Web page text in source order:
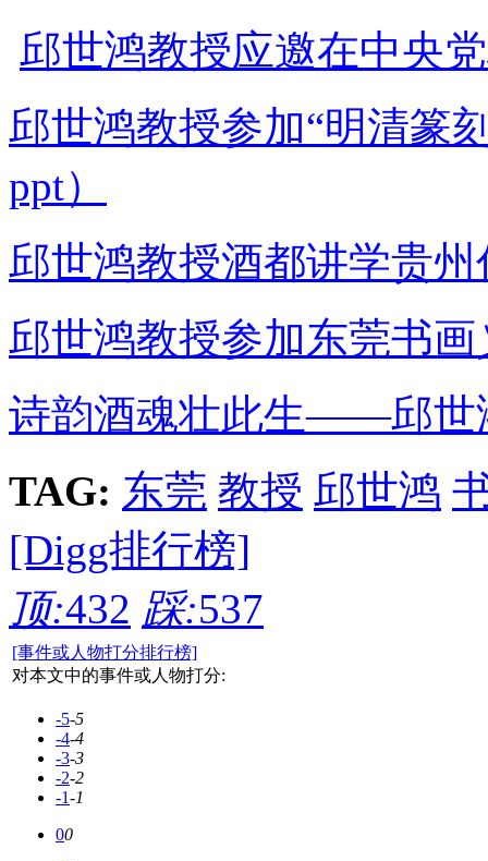
邱世鸿教授应邀在中央
邱世鸿教授参加“明清篆
ppt）
邱世鸿教授酒都讲学贵
邱世鸿教授参加东莞书
诗韵酒魂壮此生——邱世
TAG: 东莞 教授 邱世鸿
[Digg排行榜]
顶:432 踩:537
[事件或人物打分排行榜]
对本文中的事件或人物打分:
-5-5
-4-4
-3-3
-2-2
-1-1
00